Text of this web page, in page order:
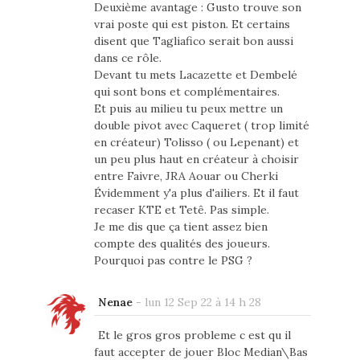
Deuxième avantage : Gusto trouve son
vrai poste qui est piston. Et certains
disent que Tagliafico serait bon aussi
dans ce rôle.
Devant tu mets Lacazette et Dembelé
qui sont bons et complémentaires.
Et puis au milieu tu peux mettre un
double pivot avec Caqueret ( trop limité
en créateur) Tolisso ( ou Lepenant) et
un peu plus haut en créateur à choisir
entre Faivre, JRA Aouar ou Cherki
Évidemment y'a plus d'ailiers. Et il faut
recaser KTE et Tetê. Pas simple.
Je me dis que ça tient assez bien
compte des qualités des joueurs.
Pourquoi pas contre le PSG ?
Nenae- lun 12 Sep 22 à 14 h 28
Et le gros gros probleme c est qu il
faut accepter de jouer Bloc Median\Bas